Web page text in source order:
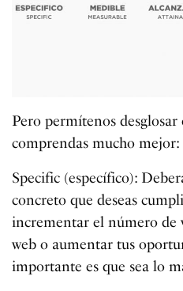
Pero permítenos desglosar
comprendas mucho mejor:
Specific (específico):
concreto que deseas
incrementar el número de
web o aumentar tus
importante es que sea lo